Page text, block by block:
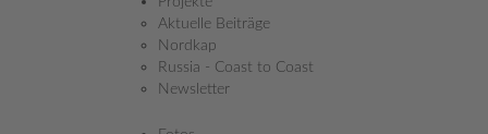
Aktuelle Beiträge
Nordkap
Russia - Coast to Coast
Newsletter
will, muss gut verwurzelt sein. Das gilt für Ihre beruflichen Ziele
genauso, wie für Ihre zwischenmenschlichen Beziehungen. Und
eine tiefe Verwurzelung kann nicht entstehen, wenn Sie
permanent an dieser Pflanze ziehen. Typische Verhinderer eines